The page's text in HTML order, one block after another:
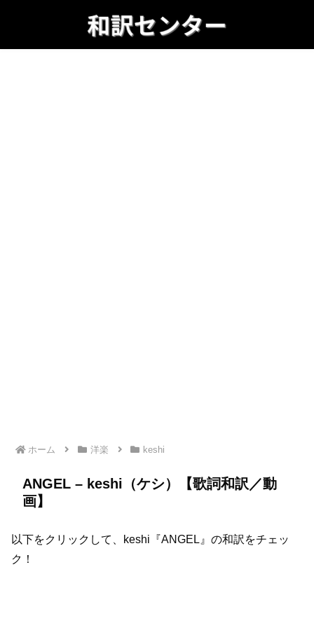
ホーム 洋楽 keshi
ANGEL – keshi（ケシ）【歌詞和訳／動
画】
以下をクリックして、keshi『ANGEL』の和訳をチェッ
ク！